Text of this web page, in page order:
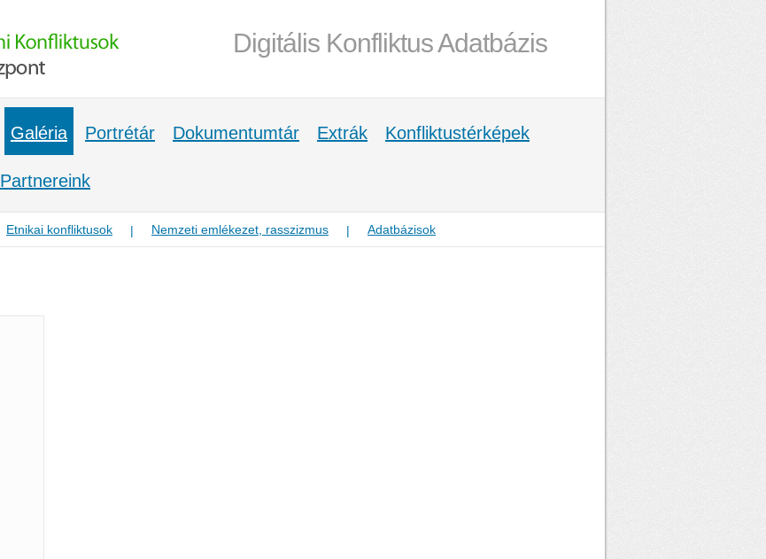
Digitális Konfliktus Adatbázis
Galéria Portrétár Dokumentumtár Extrák Konfliktustérképek
Partnereink
Etnikai konfliktusok | Nemzeti emlékezet, rasszizmus | Adatbázisok